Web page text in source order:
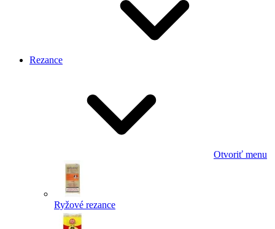
Rezance
Otvoriť menu
Ryžové rezance